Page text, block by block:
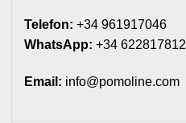
Telefon: +34 961917046
WhatsApp: +34 622817812
Email: info@pomoline.com